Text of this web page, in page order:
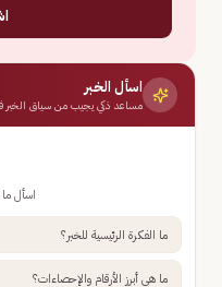
اسأل الخبر
مساعد ذكي يجيب من سياق الخبر
اسأل
ما الفكرة الرئيسية للخبر؟
ما هي أبرز الأرقام والإحصاءات؟